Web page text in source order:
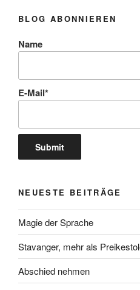
BLOG ABONNIEREN
Name
E-Mail*
NEUESTE BEITRÄGE
Magie der Sprache
Stavanger, mehr als
Abschied nehmen